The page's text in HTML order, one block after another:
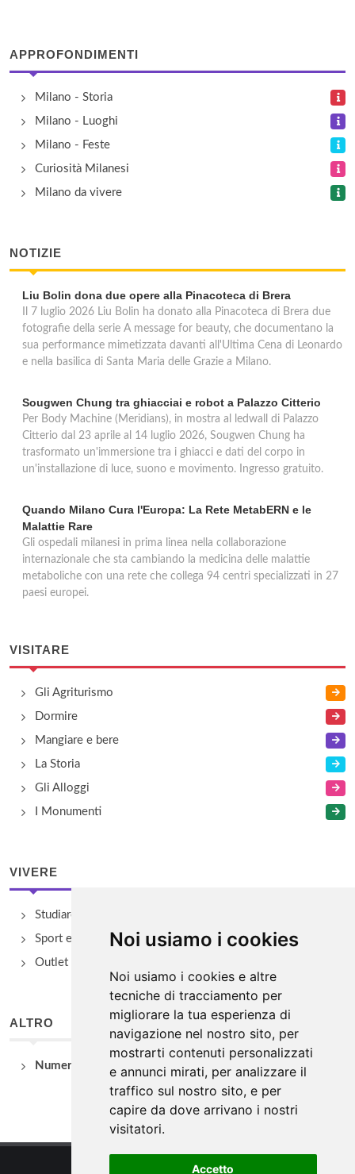
Noi usiamo i cookies
Noi usiamo i cookies e altre
tecniche di tracciamento per
migliorare la tua esperienza di
navigazione nel nostro sito, per
mostrarti contenuti personalizzati
e annunci mirati, per analizzare il
traffico sul nostro sito, e per
capire da dove arrivano i nostri
visitatori.
Accetto
via Carlo Roberto Darwin 5, Milano
APPROFONDIMENTI
Milano - Storia
Milano - Luoghi
Milano - Feste
Curiosità Milanesi
Milano da vivere
NOTIZIE
Liu Bolin dona due opere alla Pinacoteca di Brera
Il 7 luglio 2026 Liu Bolin ha donato alla Pinacoteca di Brera due
fotografie della serie A message for beauty, che documentano la
sua performance mimetizzata davanti all'Ultima Cena di Leonardo
e nella basilica di Santa Maria delle Grazie a Milano.
Sougwen Chung tra ghiacciai e robot a Palazzo Citterio
Per Body Machine (Meridians), in mostra al ledwall di Palazzo
Citterio dal 23 aprile al 14 luglio 2026, Sougwen Chung ha
trasformato un'immersione tra i ghiacci e dati del corpo in
un'installazione di luce, suono e movimento. Ingresso gratuito.
Quando Milano Cura l'Europa: La Rete MetabERN e le
Malattie Rare
Gli ospedali milanesi in prima linea nella collaborazione
internazionale che sta cambiando la medicina delle malattie
metaboliche con una rete che collega 94 centri specializzati in 27
paesi europei.
VISITARE
Gli Agriturismo
Dormire
Mangiare e bere
La Storia
Gli Alloggi
I Monumenti
VIVERE
Studiare
Sport e Benessere
Outlet e spacci aziendali
ALTRO
Numeri Utili